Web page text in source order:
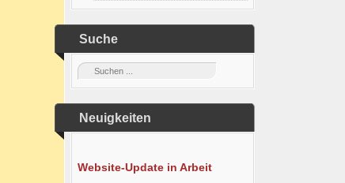
Suche
Neuigkeiten
Website-Update in Arbeit